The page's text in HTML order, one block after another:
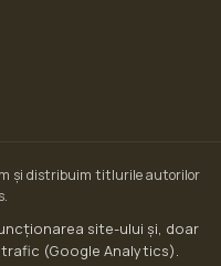
și distribuim titlurile autorilor
SRL · CUI RO30450643 · Str.
jud. Maramureș
site-ului și, doar
(Google Analytics).